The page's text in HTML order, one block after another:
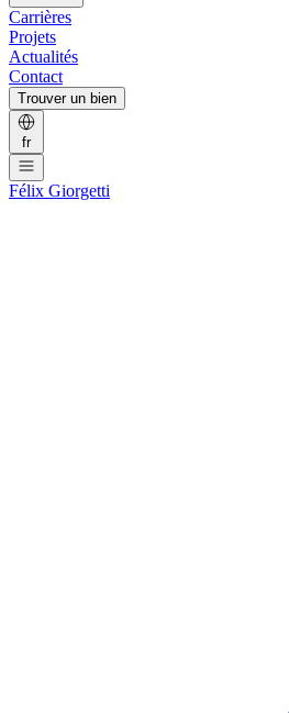
Carrières
Projets
Actualités
Contact
Trouver un bien
fr
Félix Giorgetti